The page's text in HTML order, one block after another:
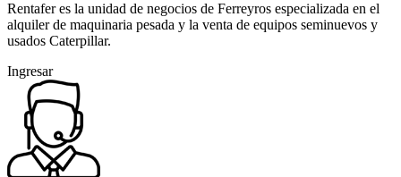
Rentafer es la unidad de negocios de Ferreyros especializada en el
alquiler de maquinaria pesada y la venta de equipos seminuevos y
usados Caterpillar.
Ingresar